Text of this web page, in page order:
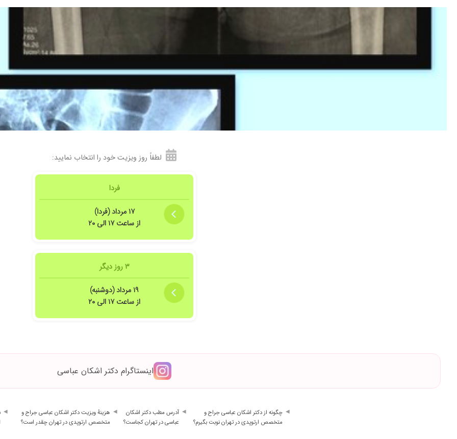
لطفاً روز ویزیت خود را انتخاب نمایید:
فردا
۱۷ مرداد (فردا)
از ساعت ۱۷ الی ۲۰
۳ روز دیگر
۱۹ مرداد (دوشنبه)
از ساعت ۱۷ الی ۲۰
اینستاگرام دکتر اشکان عباسی
چگونه از دکتر اشکان عباسی جراح و
متخصص ارتوپدی در تهران نوبت بگیرم؟
آدرس مطب دکتر اشکان
عباسی در تهران کجاست؟
هزینهٔ ویزیت دکتر اشکان عباسی جراح و
متخصص ارتوپدی در تهران چقدر است؟